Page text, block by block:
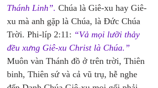
Thánh Linh”. Chúa là Giê-xu hay Giê-
xu mà anh gặp là Chúa, là Đức Chúa
Trời. Phi-líp 2:11: “Vả mọi lưỡi thảy
đều xưng Giê-xu Christ là Chúa.”
Muôn vàn Thánh đồ ở trên trời, Thiên
binh, Thiên sứ và cả vũ trụ, hễ nghe